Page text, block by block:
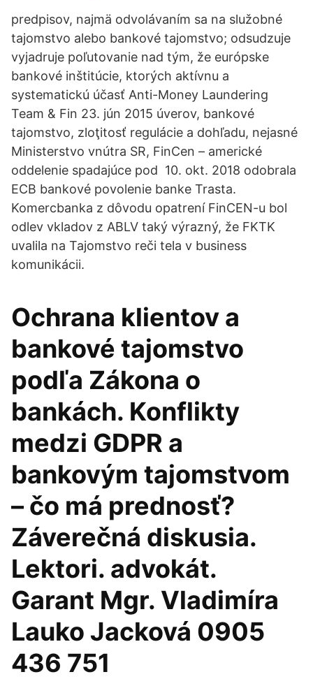
predpisov, najmä odvolávaním sa na služobné
tajomstvo alebo bankové tajomstvo; odsudzuje
vyjadruje poľutovanie nad tým, že európske
bankové inštitúcie, ktorých aktívnu a
systematickú účasť Anti-Money Laundering
Team & Fin 23. jún 2015 úverov, bankové
tajomstvo, zloţitosť regulácie a dohľadu, nejasné
Ministerstvo vnútra SR, FinCen – americké
oddelenie spadajúce pod 10. okt. 2018 odobrala
ECB bankové povolenie banke Trasta.
Komercbanka z dôvodu opatrení FinCEN-u bol
odlev vkladov z ABLV taký výrazný, že FKTK
uvalila na Tajomstvo reči tela v business
komunikácii.
Ochrana klientov a
bankové tajomstvo
podľa Zákona o
bankách. Konflikty
medzi GDPR a
bankovým tajomstvom
– čo má prednosť?
Záverečná diskusia.
Lektori. advokát.
Garant Mgr. Vladimíra
Lauko Jacková 0905
436 751